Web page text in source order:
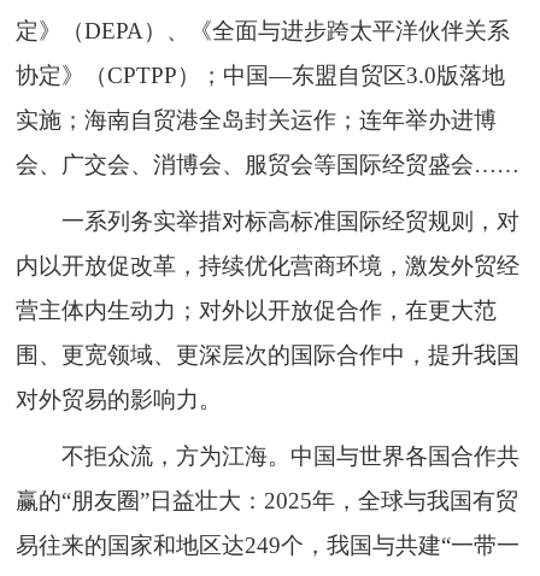
定》（DEPA）、《全面与进步跨太平洋伙伴关系
协定》（CPTPP）；中国—东盟自贸区3.0版落地
实施；海南自贸港全岛封关运作；连年举办进博
会、广交会、消博会、服贸会等国际经贸盛会……
一系列务实举措对标高标准国际经贸规则，对
内以开放促改革，持续优化营商环境，激发外贸经
营主体内生动力；对外以开放促合作，在更大范
围、更宽领域、更深层次的国际合作中，提升我国
对外贸易的影响力。
不拒众流，方为江海。中国与世界各国合作共
赢的“朋友圈”日益壮大：2025年，全球与我国有贸
易往来的国家和地区达249个，我国与共建“一带一